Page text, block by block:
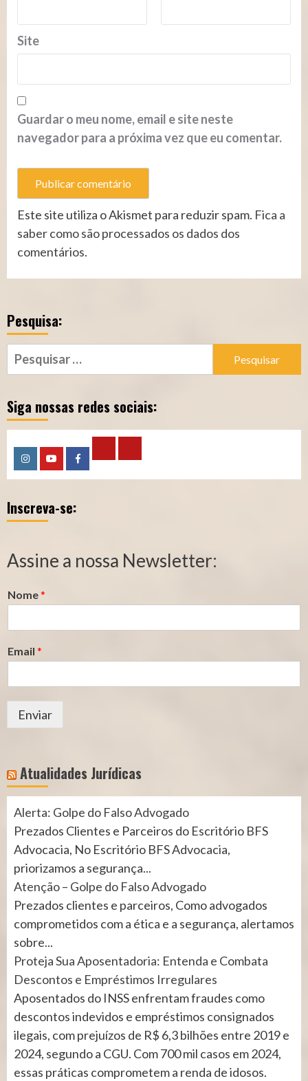
Site
Guardar o meu nome, email e site neste
navegador para a próxima vez que eu comentar.
Este site utiliza o Akismet para reduzir spam. Fica a
saber como são processados os dados dos
comentários.
Pesquisa:
Pesquisar
por:
Siga nossas redes sociais:
InstagramYouTubeFacebook
Calculadora
–
Segurado
Calculadora
–
Contribuição
Inscreva-se:
Assine a nossa Newsletter:
Nome*
Email *
Enviar
Atualidades Jurídicas
Alerta: Golpe do Falso Advogado
Prezados Clientes e Parceiros do Escritório BFS
Advocacia, No Escritório BFS Advocacia,
priorizamos a segurança...
Atenção – Golpe do Falso Advogado
Prezados clientes e parceiros, Como advogados
comprometidos com a ética e a segurança, alertamos
sobre...
Proteja Sua Aposentadoria: Entenda e Combata
Descontos e Empréstimos Irregulares
Aposentados do INSS enfrentam fraudes como
descontos indevidos e empréstimos consignados
ilegais, com prejuízos de R$ 6,3 bilhões entre 2019 e
2024, segundo a CGU. Com 700 mil casos em 2024,
essas práticas comprometem a renda de idosos.